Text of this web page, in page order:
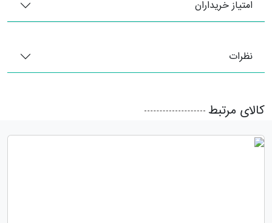
امتیاز خریداران
نظرات
کالای مرتبط